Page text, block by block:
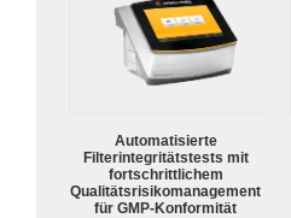
Automatisierte
Filterintegritätstests mit
fortschrittlichem
Qualitätsrisikomanagement
für GMP-Konformität